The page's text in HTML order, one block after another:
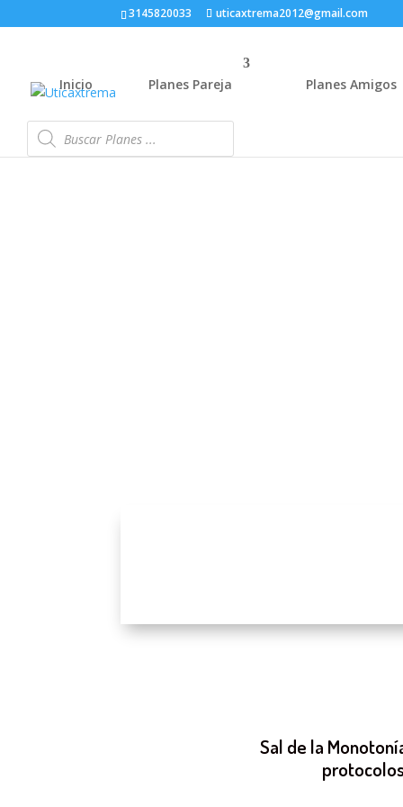
3145820033 uticaxtrema2012@gmail.com
Inicio Planes Pareja Planes Amigos
Búsqueda
de
productos
Sal de la